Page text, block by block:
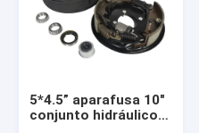
5*4.5” aparafusa 10"
conjunto hidráulico